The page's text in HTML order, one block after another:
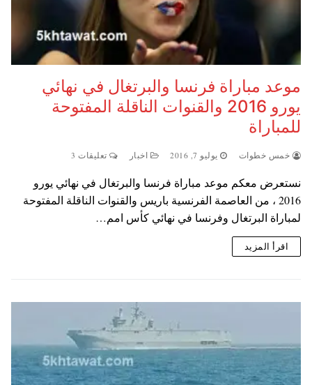
موعد مباراة فرنسا والبرتغال في نهائي
يورو 2016 والقنوات الناقلة المفتوحة
للمباراة
خمس خطوات يوليو 7, 2016 اخبار تعليقات 3
نستعرض معكم موعد مباراة فرنسا والبرتغال في نهائي يورو
2016 ، من العاصمة الفرنسية باريس والقنوات الناقلة المفتوحة
لمباراة البرتغال وفرنسا في نهائي كأس امم…
اقرأ المزيد